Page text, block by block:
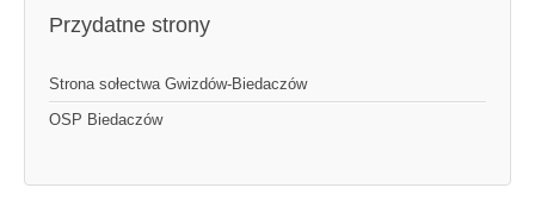
Przydatne strony
Strona sołectwa Gwizdów-Biedaczów
OSP Biedaczów